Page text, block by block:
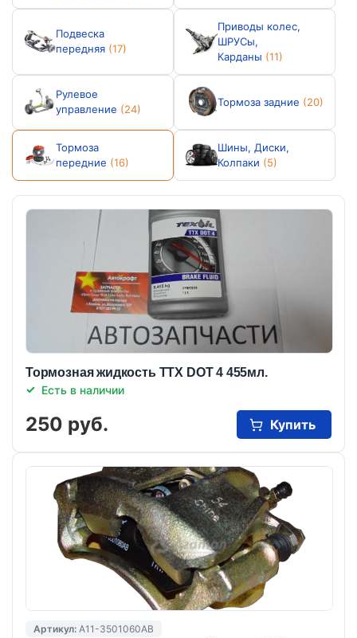
Подвеска
передняя (17)
Приводы колес,
ШРУСы,
Карданы (11)
Рулевое
управление (24)
Тормоза задние (20)
Тормоза
передние (16)
Шины, Диски,
Колпаки (5)
Тормозная жидкость TTX DOT 4 455мл.
Есть в наличии
250 руб. Купить
Артикул: A11-3501060AB